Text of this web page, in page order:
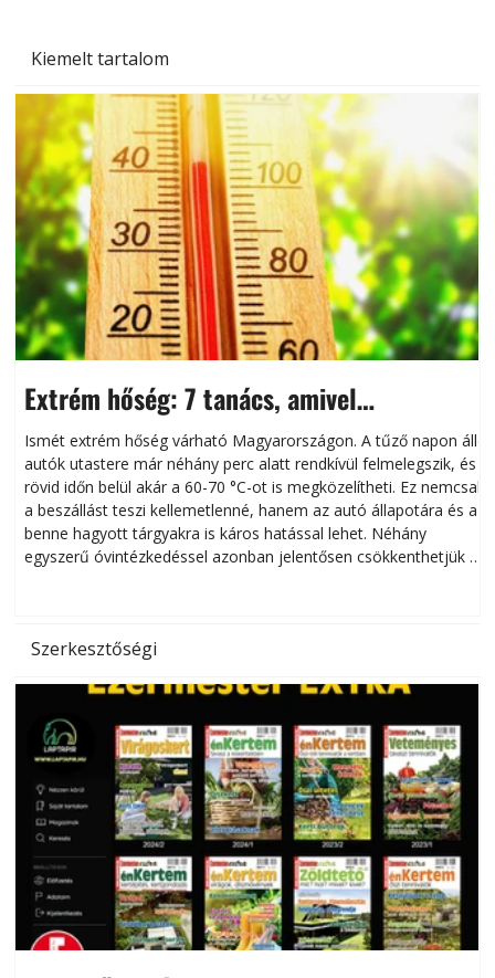
Kiemelt tartalom
Extrém hőség: 7 tanács, amivel
megóvhatjuk autónkat a nyári károktól
Ismét extrém hőség várható Magyarországon. A tűző napon álló
autók utastere már néhány perc alatt rendkívül felmelegszik, és
rövid időn belül akár a 60-70 °C-ot is megközelítheti. Ez nemcsak
a beszállást teszi kellemetlenné, hanem az autó állapotára és a
benne hagyott tárgyakra is káros hatással lehet. Néhány
egyszerű óvintézkedéssel azonban jelentősen csökkenthetjük a
Szerkesztőségi